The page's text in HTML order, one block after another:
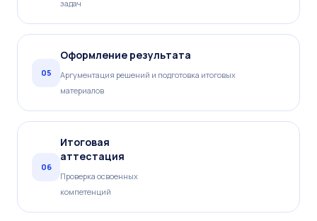
задач
05
Оформление результата
Аргументация решений и подготовка итоговых
материалов
06
Итоговая
аттестация
Проверка освоенных
компетенций